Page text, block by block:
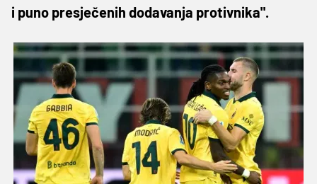
i puno presječenih dodavanja protivnika".